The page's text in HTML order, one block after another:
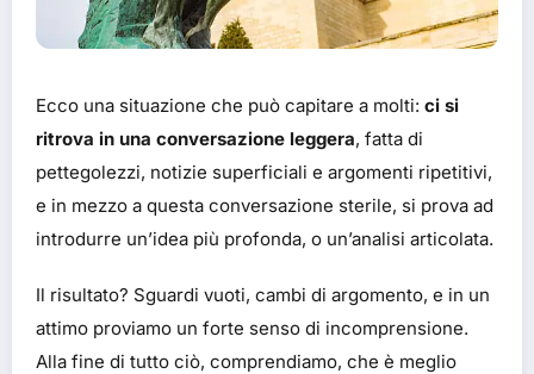
Ecco una situazione che può capitare a molti: ci si
ritrova in una conversazione leggera, fatta di
pettegolezzi, notizie superficiali e argomenti ripetitivi,
e in mezzo a questa conversazione sterile, si prova ad
introdurre un’idea più profonda, o un’analisi articolata.
Il risultato? Sguardi vuoti, cambi di argomento, e in un
attimo proviamo un forte senso di incomprensione.
Alla fine di tutto ciò, comprendiamo, che è meglio